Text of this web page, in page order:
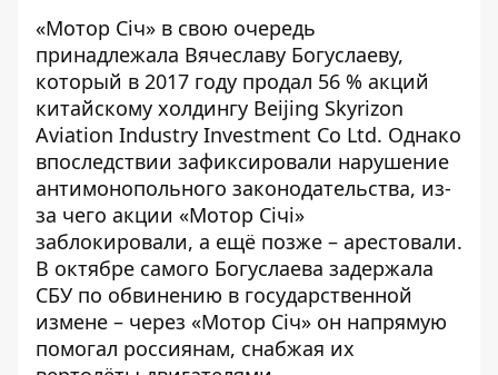
«Мотор Сiч» в свою очередь
принадлежала Вячеславу Богуслаеву,
который в 2017 году продал 56 % акций
китайскому холдингу Beijing Skyrizon
Aviation Industry Investment Co Ltd. Однако
впоследствии зафиксировали нарушение
антимонопольного законодательства, из-
за чего акции «Мотор Січі»
заблокировали, а ещё позже – арестовали.
В октябре самого Богуслаева задержала
СБУ по обвинению в государственной
измене – через «Мотор Сiч» он напрямую
помогал россиянам, снабжая их